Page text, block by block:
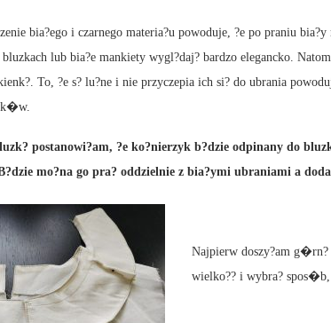
bia?ego i czarnego materia?u powoduje, ?e po praniu
lub bia?e mankiety wygl?daj? bardzo elegancko.
To, ?e s? lu?ne i nie przyczepia ich si? do ubrania
postanowi?am, ?e ko?nierzyk b?dzie odpinany do
mo?na go pra? oddzielnie z bia?ymi ubraniami a
Najpierw doszy?am
wielko?? i wybra?